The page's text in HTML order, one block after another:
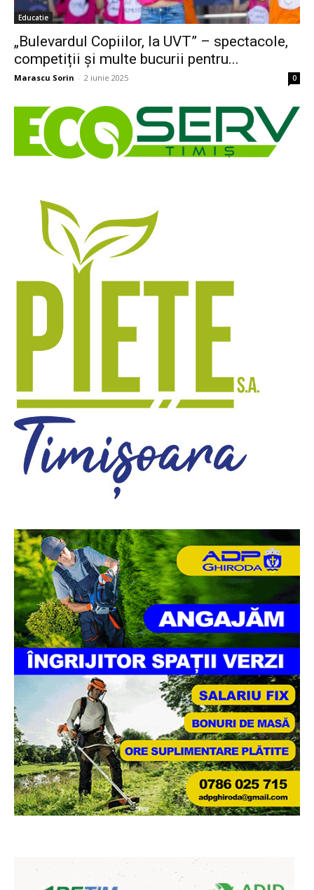
Educatie
„Bulevardul Copiilor, la UVT” – spectacole,
competiții și multe bucurii pentru...
Marascu Sorin - 2 iunie 2025 0